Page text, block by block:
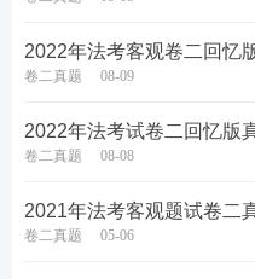
2022年法考客观卷二回忆
卷二真题 08-09
2022年法考试卷二回忆版
卷二真题 08-08
2021年法考客观题试卷二
卷二真题 05-06